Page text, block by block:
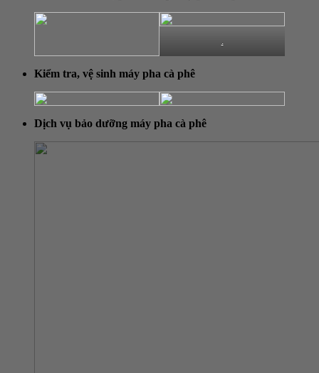
Kiểm tra, vệ sinh máy pha cà phê
Dịch vụ bảo dưỡng máy pha cà phê